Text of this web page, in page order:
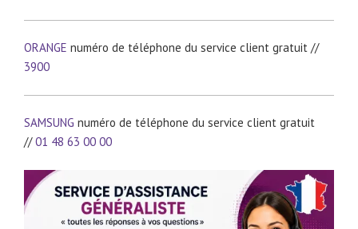
ORANGE numéro de téléphone du service client gratuit //
3900
SAMSUNG numéro de téléphone du service client gratuit
//01 48 63 00 00